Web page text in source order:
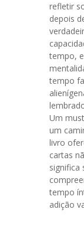
refletir
depois
tempo,
tempo
Um
um
livro
cartas
significa
tempo
adição